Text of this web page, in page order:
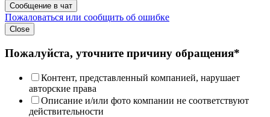
Сообщение в чат
Пожаловаться или сообщить об ошибке
Close
Пожалуйста, уточните причину обращения*
Контент, представленный компанией, нарушает
авторские права
Описание и/или фото компании не соответствуют
действительности